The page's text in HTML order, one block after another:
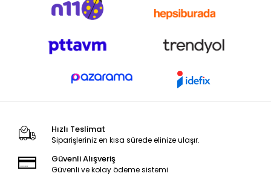
Hızlı Teslimat
Siparişleriniz en kısa sürede elinize ulaşır.
Güvenli Alışveriş
Güvenli ve kolay ödeme sistemi